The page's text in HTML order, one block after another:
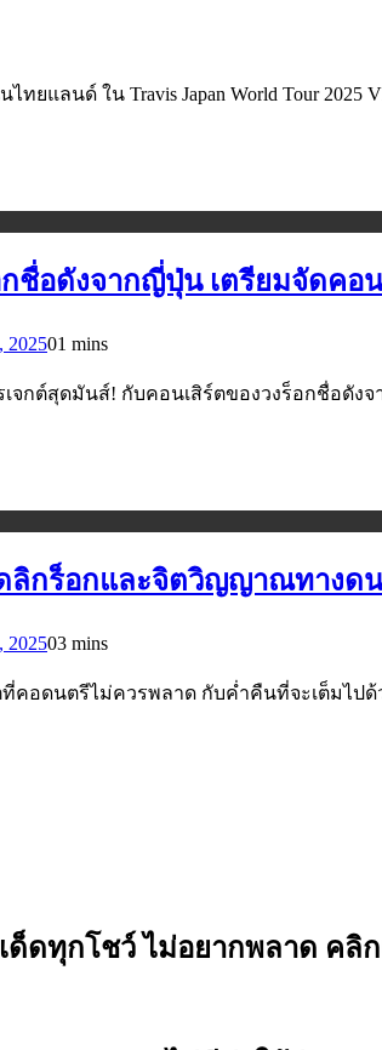
ทยแลนด์ ใน Travis Japan World Tour 2025
กชื่อดังจากญี่ปุ่น เตรียมจัดคอ
202501 mins
เจกต์สุดมันส์! กับคอนเสิร์ตของวงร็อกชื่อดัง
ลิกร็อกและจิตวิญญาณทางดน
202503 mins
ตที่คอดนตรีไม่ควรพลาด กับค่ำคืนที่จะเต็มไป
เด็ดทุกโชว์ ไม่อยากพลาด คลิ